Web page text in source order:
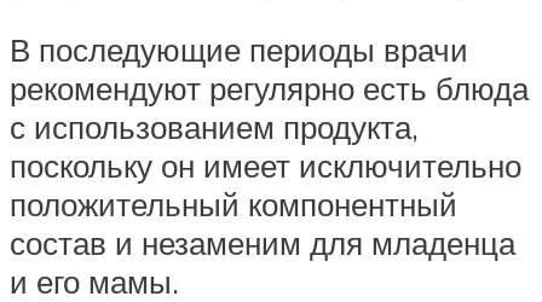
В последующие периоды врачи
рекомендуют регулярно есть блюда
с использованием продукта,
поскольку он имеет исключительно
положительный компонентный
состав и незаменим для младенца
и его мамы.